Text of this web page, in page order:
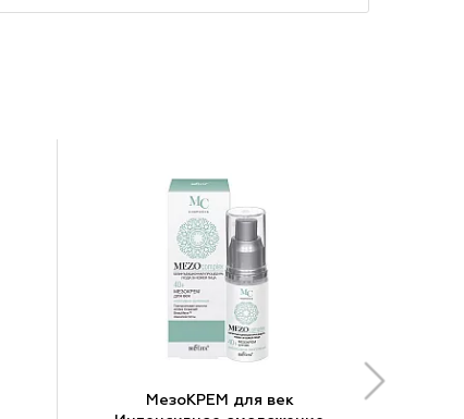
МезоКРЕМ для век